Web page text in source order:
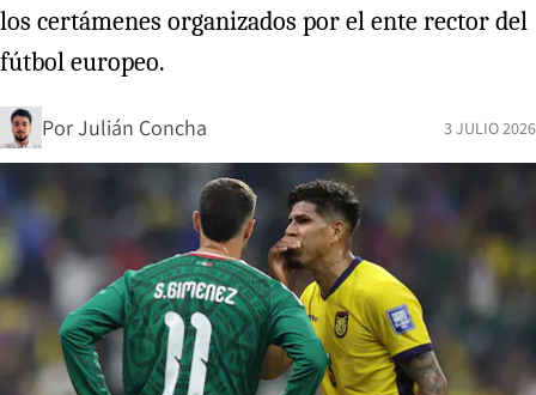
los certámenes organizados por el ente rector del
fútbol europeo.
PorJulián Concha 3 JULIO 2026